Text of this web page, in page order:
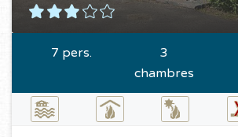
7 pers.
3
chambres